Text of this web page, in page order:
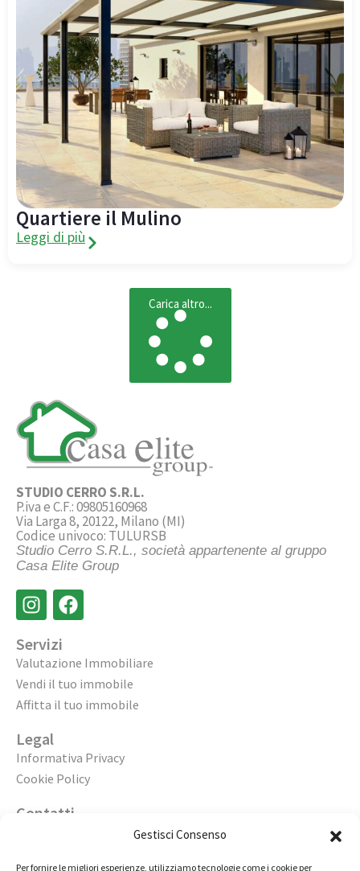
Gestisci Consenso
Per fornire le migliori esperienze, utilizziamo tecnologie come i cookie per
Quartiere il Mulino
Leggi di più
Carica altro...
STUDIO CERRO S.R.L.
P.iva e C.F.: 09805160968
Via Larga 8, 20122, Milano (MI)
Codice univoco: TULURSB
Studio Cerro S.R.L., società appartenente al gruppo
Casa Elite Group
Servizi
Valutazione Immobiliare
Vendi il tuo immobile
Affitta il tuo immobile
Legal
Informativa Privacy
Cookie Policy
Contatti